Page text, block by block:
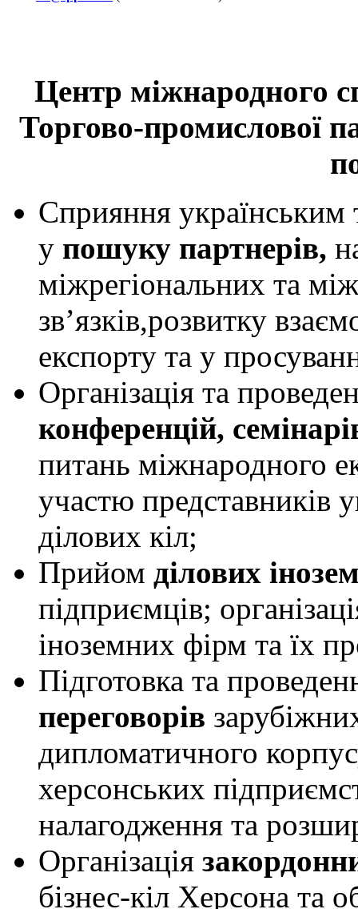
Центр міжнародного
Торгово-промислової
Сприяння українським
у пошуку партнерів,
міжрегіональних та
зв’язків,розвитку
експорту та у
Організація та
конференцій,
питань міжнародного
участю представників
ділових кіл;
Прийом ділових
підприємців;
іноземних фірм та їх
Підготовка та
переговорів
дипломатичного
херсонських
налагодження та
Організація
бізнес-кіл Херсона та